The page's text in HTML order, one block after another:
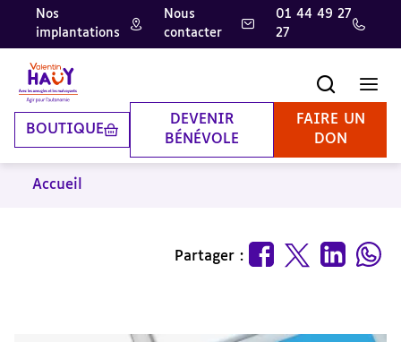
Aller
contenu
principal
Aller
pied
de
page
Aller
la
recherche
Nos
implantations
Nous
contacter
01 44 49 27
27
BOUTIQUE
DEVENIR
BÉNÉVOLE
FAIRE UN
DON
Accueil
Partager :